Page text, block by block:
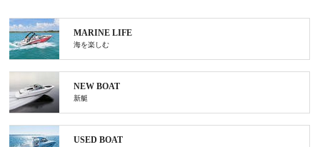
MARINE LIFE
海を楽しむ
NEW BOAT
新艇
USED BOAT